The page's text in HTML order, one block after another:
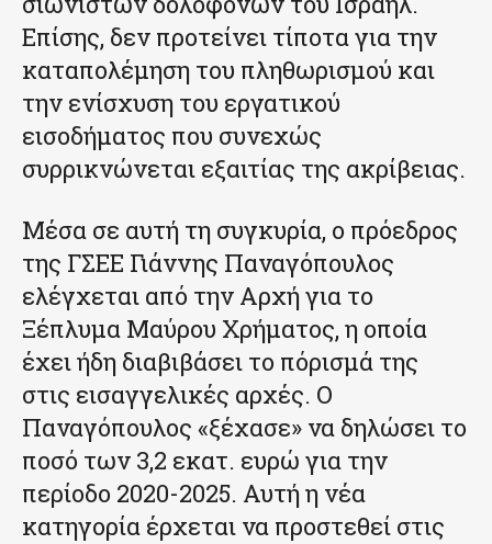
Επίσης, δεν προτείνει τίποτα για την
καταπολέμηση του πληθωρισμού και
την ενίσχυση του εργατικού
εισοδήματος που συνεχώς
συρρικνώνεται εξαιτίας της ακρίβειας.
Μέσα σε αυτή τη συγκυρία, ο πρόεδρος
της ΓΣΕΕ Γιάννης Παναγόπουλος
ελέγχεται από την Αρχή για το
Ξέπλυμα Μαύρου Χρήματος, η οποία
έχει ήδη διαβιβάσει το πόρισμά της
στις εισαγγελικές αρχές. Ο
Παναγόπουλος «ξέχασε» να δηλώσει το
ποσό των 3,2 εκατ. ευρώ για την
περίοδο 2020-2025. Αυτή η νέα
κατηγορία έρχεται να προστεθεί στις